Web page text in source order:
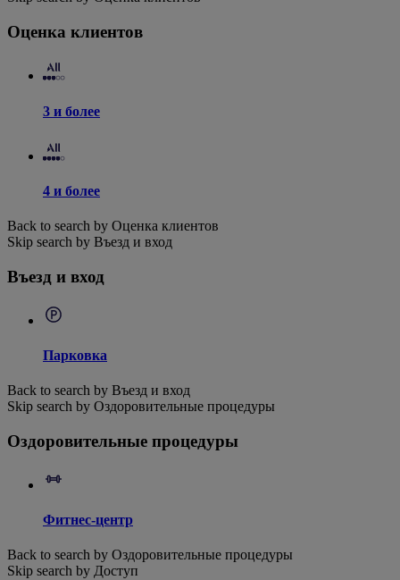
Оценка клиентов
3 и более
4 и более
Back to search by Оценка клиентов
Skip search by Въезд и вход
Въезд и вход
Парковка
Back to search by Въезд и вход
Skip search by Оздоровительные процедуры
Оздоровительные процедуры
Фитнес-центр
Back to search by Оздоровительные процедуры
Skip search by Доступ